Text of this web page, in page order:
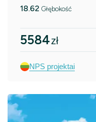
18.62 Głębokość
5584zł
NPS projektai